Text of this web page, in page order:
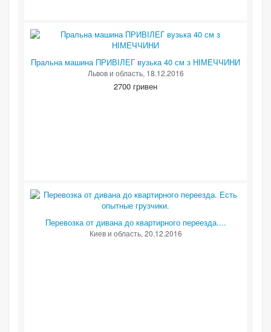
Пральна машина ПРИВІЛЕГ вузька 40 см з НІМЕЧЧИНИ
Львов и область, 18.12.2016
2700 гривен
Перевозка от дивана до квартирного переезда....
Киев и область, 20.12.2016